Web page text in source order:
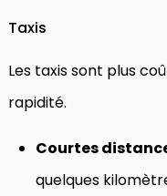
Taxis
Les taxis sont plus
rapidité.
Courtes
quelques